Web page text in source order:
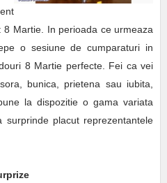
Martie. In perioada ce urmeaza
o sesiune de cumparaturi in
8 Martie perfecte. Fei ca vei
bunica, prietena sau iubita,
la dispozitie o gama variata
placut reprezentantele